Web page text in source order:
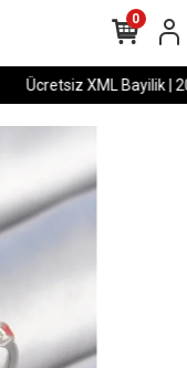
Ücretsiz XML Bayilik |
0